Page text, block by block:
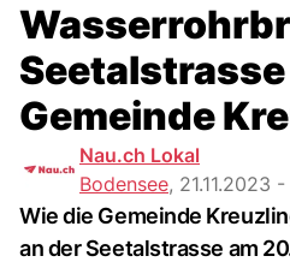
Gemeinde
Nau.ch Lokal
Bodensee, 21.11.2023
Wie die Gemeinde
an der Seetalstrasse am